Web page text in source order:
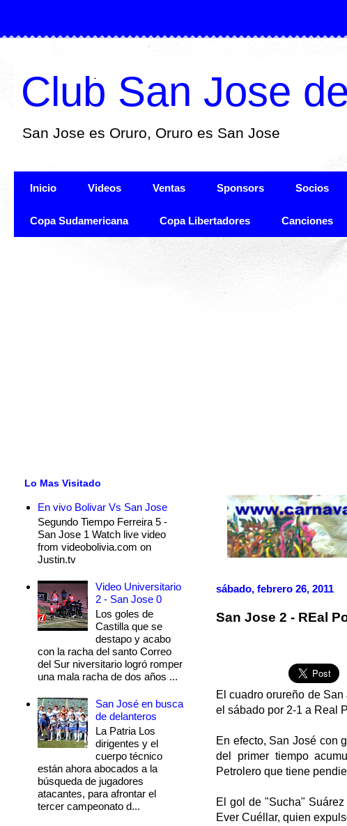
Club San Jose
San Jose es Oruro, Oruro es San Jose
Inicio Videos Ventas Sponsors Socios
Copa Sudamericana Copa Libertadores Canciones
sábado, febrero 26, 2011
San Jose 2 - REal
El cuadro orureño de
el sábado por 2-1 a Real
En efecto, San José con
del primer tiempo
Petrolero que tiene
El gol de "Sucha"
Ever Cuéllar, quien
Lo Mas Visitado
En vivo Bolivar Vs San Jose
Segundo Tiempo Ferreira 5 -
San Jose 1 Watch live video
from videobolivia.com on
Justin.tv
Video Universitario
2 - San Jose 0
Los goles de
Castilla que se
destapo y acabo
con la racha del santo Correo
del Sur niversitario logró romper
una mala racha de dos años ...
San José en busca
de delanteros
La Patria Los
dirigentes y el
cuerpo técnico
están ahora abocados a la
búsqueda de jugadores
atacantes, para afrontar el
tercer campeonato d...